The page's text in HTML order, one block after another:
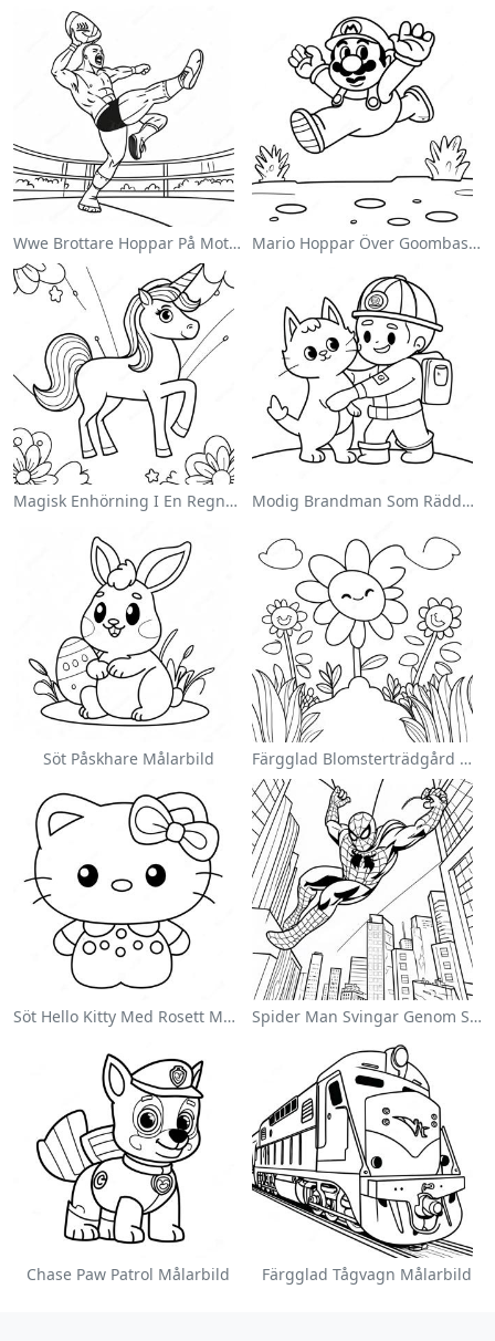
Wwe Brottare Hoppar På Motståndare Målarbild Mario Hoppar Över Goombas Målarbild
Magisk Enhörning I En Regnbåge Målarbild Modig Brandman Som Räddar En Katt Målarbild
Söt Påskhare Målarbild Färgglad Blomsterträdgård Målarbild
Söt Hello Kitty Med Rosett Målarbild Spider Man Svingar Genom Staden Målarbild
Chase Paw Patrol Målarbild Färgglad Tågvagn Målarbild